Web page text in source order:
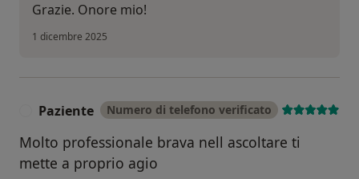
Grazie. Onore mio!
1 dicembre 2025
Paziente Numero di telefono verificato
Molto professionale brava nell ascoltare ti
mette a proprio agio